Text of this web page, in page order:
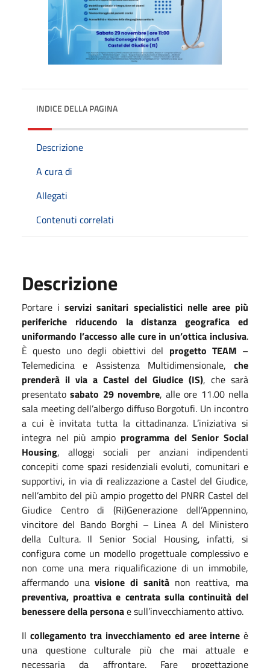
INDICE DELLA PAGINA
Descrizione
A cura di
Allegati
Contenuti correlati
Descrizione
Portare iservizi sanitari specialistici nelle aree più
periferiche riducendo la distanza geografica ed
uniformando l’accesso alle cure in un’ottica inclusiva.
È questo uno degli obiettivi del progetto TEAM –
Telemedicina e Assistenza Multidimensionale, che
prenderà il via a Castel del Giudice (IS), che sarà
presentatosabato 29 novembre, alle ore 11.00 nella
sala meeting dell’albergo diffuso Borgotufi. Un incontro
a cui è invitata tutta la cittadinanza. L’iniziativa si
integra nel più ampio programma del Senior Social
Housing, alloggi sociali per anziani indipendenti
concepiti come spazi residenziali evoluti, comunitari e
supportivi, in via di realizzazione a Castel del Giudice,
nell’ambito del più ampio progetto del PNRR Castel del
Giudice Centro di (Ri)Generazione dell’Appennino,
vincitore del Bando Borghi – Linea A del Ministero
della Cultura. Il Senior Social Housing, infatti, si
configura come un modello progettuale complessivo e
non come una mera riqualificazione di un immobile,
affermando unavisione di sanità non reattiva, ma
preventiva, proattiva e centrata sulla continuità del
benessere della personae sull’invecchiamento attivo.
Il collegamento tra invecchiamento ed aree interne è
una questione culturale più che mai attuale e
necessaria da affrontare. Fare progettazione